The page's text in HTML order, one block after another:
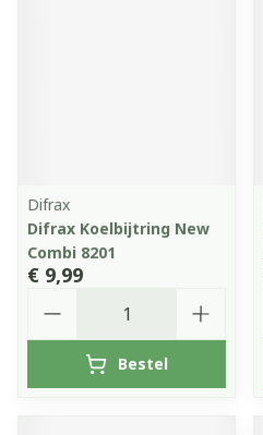
Difrax
Difrax Koelbijtring New
Combi 8201
€ 9,99
Bestel